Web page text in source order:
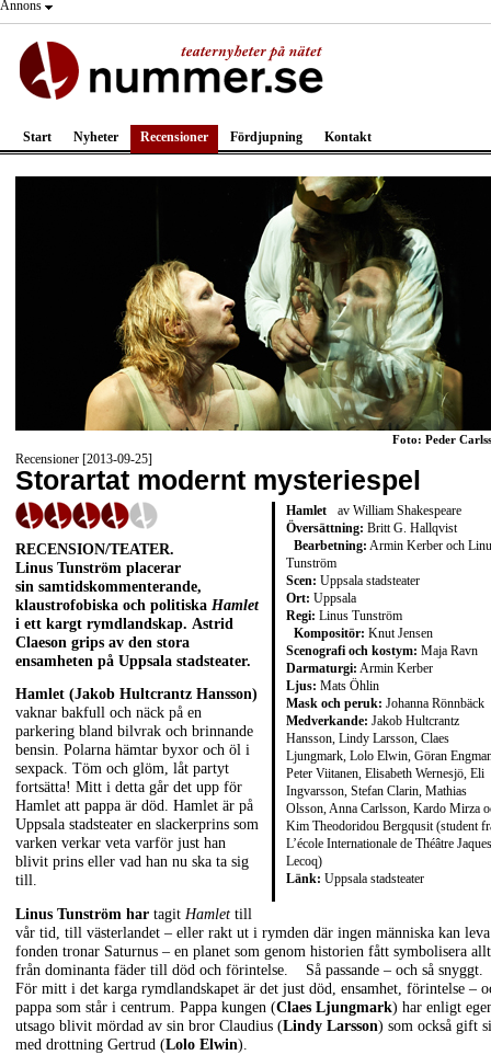
Annons
Start Nyheter Recensioner Fördjupning Kontakt
Foto: Peder
Recensioner [2013-09-25]
Storartat modernt mysteriespel
Hamlet
av William Shakespeare
Översättning: Britt G. Hallqvist
Bearbetning: Armin Kerber och
Tunström
Scen: Uppsala stadsteater
Ort: Uppsala
Regi: Linus Tunström
Kompositör: Knut Jensen
Scenografi och kostym: Maja Ravn
Darmaturgi: Armin Kerber
Ljus: Mats Öhlin
Mask och peruk: Johanna Rönnbäck
Medverkande: Jakob Hultcrantz
Hansson, Lindy Larsson, Claes
Ljungmark, Lolo Elwin, Göran
Peter Viitanen, Elisabeth Wernesjö, Eli
Ingvarsson, Stefan Clarin, Mathias
Olsson, Anna Carlsson, Kardo Mirza
Kim Theodoridou Bergqusit (student
L’école Internationale de Théâtre Jaques
Lecoq)
Länk: Uppsala stadsteater
RECENSION/TEATER.
Linus Tunström placerar
sin samtidskommenterande,
klaustrofobiska och politiska Hamlet
i ett kargt rymdlandskap. Astrid
Claeson grips av den stora
ensamheten på Uppsala stadsteater.
Hamlet (Jakob Hultcrantz Hansson)
vaknar bakfull och näck på en
parkering bland bilvrak och brinnande
bensin. Polarna hämtar byxor och öl i
sexpack. Töm och glöm, låt partyt
fortsätta! Mitt i detta går det upp för
Hamlet att pappa är död. Hamlet är på
Uppsala stadsteater en slackerprins som
varken verkar veta varför just han
blivit prins eller vad han nu ska ta sig
till.
Linus Tunström har tagit Hamlet till
vår tid, till västerlandet – eller rakt ut i rymden där ingen människa kan
fonden tronar Saturnus – en planet som genom historien fått symbolisera allt
från dominanta fäder till död och förintelse. Så passande – och så snyggt.
För mitt i det karga rymdlandskapet är det just död, ensamhet, förintelse –
pappa som står i centrum. Pappa kungen (Claes Ljungmark) har enligt
utsago blivit mördad av sin bror Claudius (Lindy Larsson) som också gift
med drottning Gertrud (Lolo Elwin).